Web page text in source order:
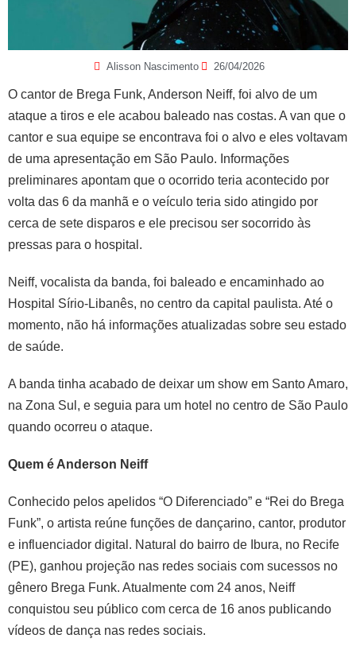
Alisson Nascimento 26/04/2026
O cantor de Brega Funk, Anderson Neiff, foi alvo de um
ataque a tiros e ele acabou baleado nas costas. A van que o
cantor e sua equipe se encontrava foi o alvo e eles voltavam
de uma apresentação em São Paulo. Informações
preliminares apontam que o ocorrido teria acontecido por
volta das 6 da manhã e o veículo teria sido atingido por
cerca de sete disparos e ele precisou ser socorrido às
pressas para o hospital.
Neiff, vocalista da banda, foi baleado e encaminhado ao
Hospital Sírio-Libanês, no centro da capital paulista. Até o
momento, não há informações atualizadas sobre seu estado
de saúde.
A banda tinha acabado de deixar um show em Santo Amaro,
na Zona Sul, e seguia para um hotel no centro de São Paulo
quando ocorreu o ataque.
Quem é Anderson Neiff
Conhecido pelos apelidos “O Diferenciado” e “Rei do Brega
Funk”, o artista reúne funções de dançarino, cantor, produtor
e influenciador digital. Natural do bairro de Ibura, no Recife
(PE), ganhou projeção nas redes sociais com sucessos no
gênero Brega Funk. Atualmente com 24 anos, Neiff
conquistou seu público com cerca de 16 anos publicando
vídeos de dança nas redes sociais.